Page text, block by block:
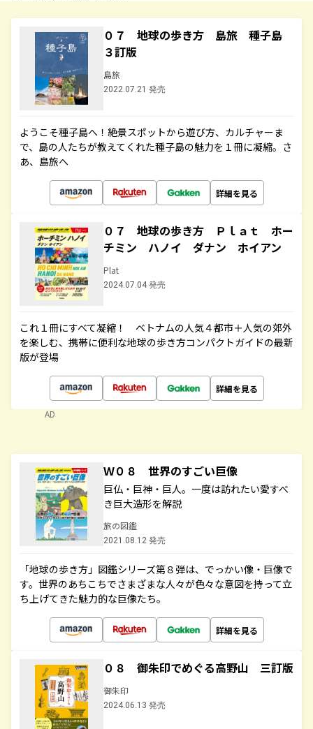
０７ 地球の歩き方 島旅 種子島
３訂版
島旅
2022.07.21 発売
ようこそ種子島へ！絶景スポットから遊び方、カルチャーま
で、島の人たちが教えてくれた種子島の魅力を１冊に凝縮。さ
あ、島旅へ
詳細を見る
０７ 地球の歩き方 Ｐｌａｔ ホー
チミン ハノイ ダナン ホイアン
Plat
2024.07.04 発売
これ１冊にすべて凝縮！ ベトナムの人気４都市＋人気の郊外
を楽しむ、携帯に便利な地球の歩き方コンパクトガイドの最新
版が登場
詳細を見る
AD
Ｗ０８ 世界のすごい巨像
巨仏・巨神・巨人。一度は訪れたい愛すべ
き巨大造形を解説
旅の図鑑
2021.08.12 発売
「地球の歩き方」図鑑シリーズ第８弾は、でっかい像・巨像で
す。世界のあちこちでさまざまな人々が色々な意図を持って立
ち上げてきた魅力的な巨像たち。
詳細を見る
０８ 御朱印でめぐる高野山 三訂版
御朱印
2024.06.13 発売